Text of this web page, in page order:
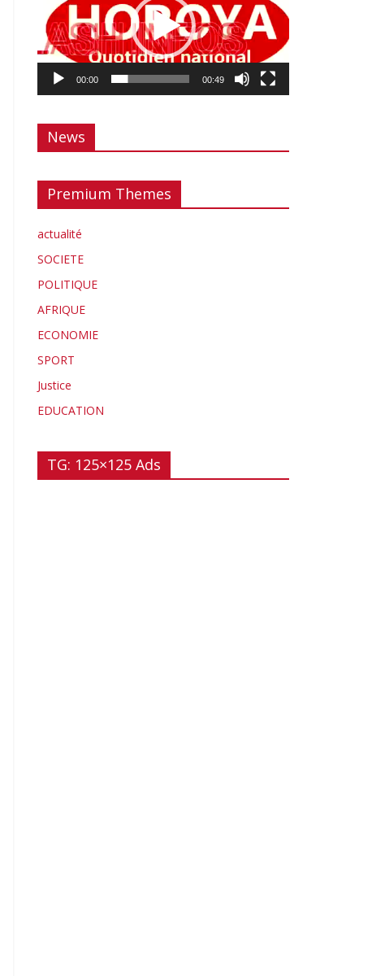
00:00 00:49
News
Premium Themes
actualité
SOCIETE
POLITIQUE
AFRIQUE
ECONOMIE
SPORT
Justice
EDUCATION
TG: 125×125 Ads